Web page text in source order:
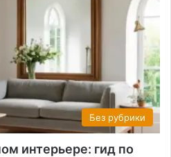
Без рубрики
интерьере: гид по